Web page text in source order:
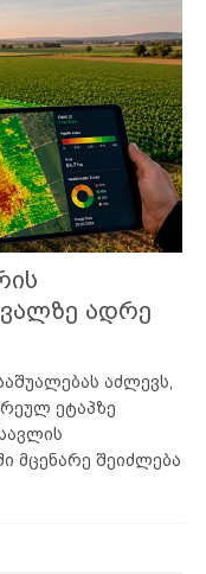
ადრე
აძლევს,
ეტაპზე
მცენარე შეიძლება